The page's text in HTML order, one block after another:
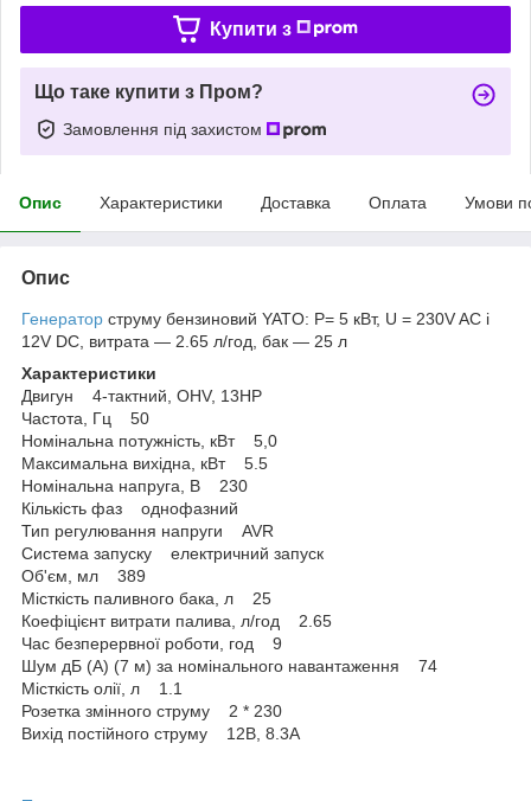
Купити з
Що таке купити з Пром?
Замовлення під захистом
Опис Характеристики Доставка Оплата Умови
Опис
Генератор струму бензиновий YATO: P= 5 кВт, U = 230V AC і
12V DC, витрата — 2.65 л/год, бак — 25 л
Характеристики
Двигун 4-тактний, OHV, 13HP
Частота, Гц 50
Номінальна потужність, кВт 5,0
Максимальна вихідна, кВт 5.5
Номінальна напруга, В 230
Кількість фаз однофазний
Тип регулювання напруги AVR
Система запуску електричний запуск
Об'єм, мл 389
Місткість паливного бака, л 25
Коефіцієнт витрати палива, л/год 2.65
Час безперервної роботи, год 9
Шум дБ (А) (7 м) за номінального навантаження 74
Місткість олії, л 1.1
Розетка змінного струму 2 * 230
Вихід постійного струму 12В, 8.3А